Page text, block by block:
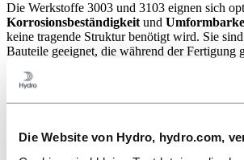
Die Website von Hydro, hydro.com,
Die Werkstoffe 3003 und 3103 eignen sich
Korrosionsbeständigkeit und
keine tragende Struktur benötigt wird. Sie
Bauteile geeignet, die während der Fertigung
ab – von der Fertigung in Innenräumen bis
wichtig zu verstehen. 3103 enthält etwas mehr